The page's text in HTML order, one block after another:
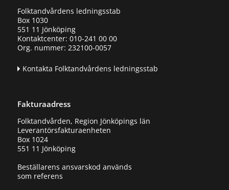
Folktandvårdens ledningsstab
Box 1030
551 11 Jönköping
Kontaktcenter: 010-241 00 00
Org. nummer: 232100-0057
Kontakta Folktandvårdens ledningsstab
Fakturaadress
Folktandvården, Region Jönköpings län
Leverantörsfakturaenheten
Box 1024
551 11 Jönköping
Beställarens ansvarskod används
som referens